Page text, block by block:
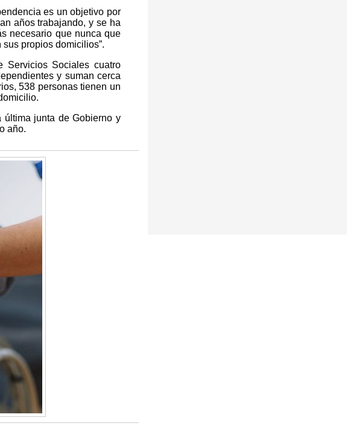
es un objetivo por
años trabajando, y se ha
necesario que nunca que
propios domicilios”.
Servicios Sociales cuatro
y suman cerca
538 personas tienen un
última junta de Gobierno y
año.